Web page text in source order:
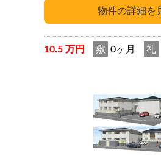
10.5 万円 敷 0ヶ月 礼